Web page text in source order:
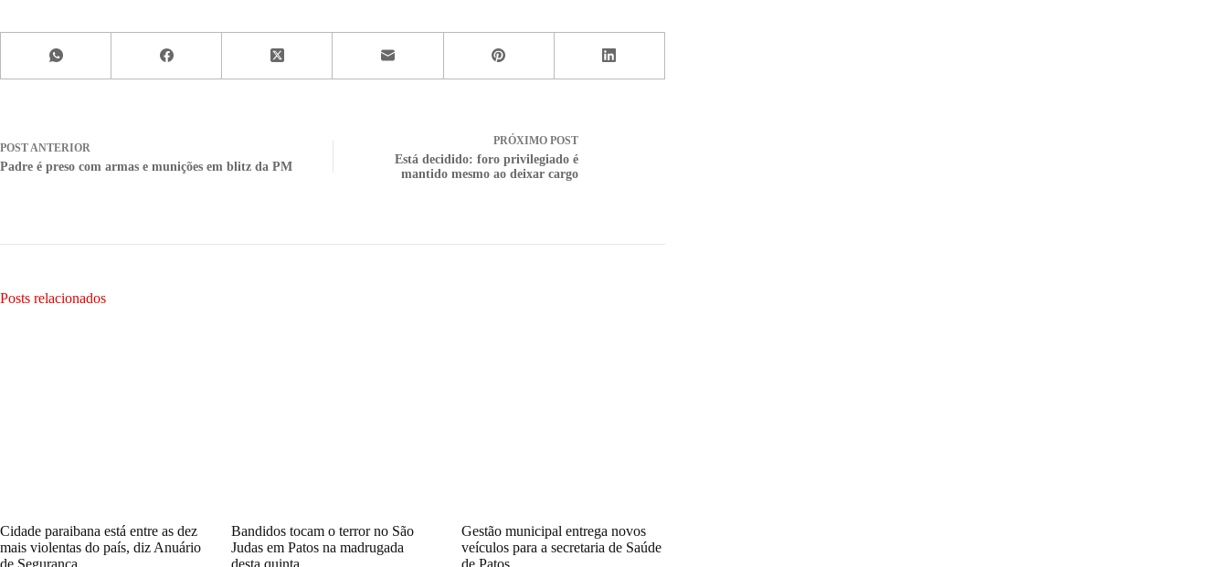
POSTANTERIOR
Padre é preso com armas e munições em blitz da PM
PRÓXIMO POST
Está decidido: foro privilegiado é
mantido mesmo ao deixar cargo
Posts relacionados
Cidade paraibana está entre as dez
mais violentas do país, diz Anuário
de Segurança
Bandidos tocam o terror no São
Judas em Patos na madrugada
desta quinta
Gestão municipal entrega novos
veículos para a secretaria de Saúde
de Patos